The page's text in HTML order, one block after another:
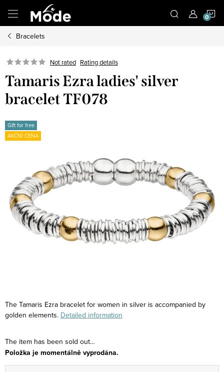
content
Bracelets
Not rated Rating details
Tamaris Ezra ladies' silver
bracelet TF078
Gift for free
AKČNÍ CENA
The Tamaris Ezra bracelet for women in silver is accompanied by
golden elements. Detailed information
The item has been sold out…
Položka je momentálně vyprodána.